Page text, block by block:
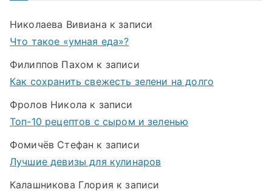
Николаева Вивиана к записи
Что такое «умная еда»?
Филиппов Пахом к записи
Как сохранить свежесть зелени на долго
Фролов Никола к записи
Топ-10 рецептов с сыром и зеленью
Фомичёв Стефан к записи
Лучшие девизы для кулинаров
Калашникова Глория к записи